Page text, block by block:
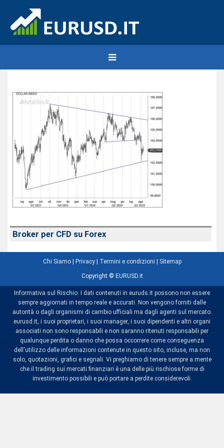
Broker per CFD su Forex
Chi Siamo| Privacy| Termini e condizioni Sitemap
Copyright © EURUSD.it
Informativa sul Rischio: I dati contenuti in euruds.it possono non essere
sempre aggiornati in tempo reale e accurati. Non vengono forniti dalle
autorità o dagli organismi di cambio ufficiali ma dagli agenti sul mercato.
eurusd.it, i suoi proprietari, i suoi manager, i suoi dipendenti e altri organi
associati non sono responsabili e non saranno ritenuti responsabili per
qualunque perdita o danno che possa occorrere come conseguenza
dell'utilizzo delle informazioni contenute in questo sito, incluse, ma non
solo, quotazioni, grafici e segnali. Vi preghiamo di tenere sempre a mente
che il trading sui mercati finanziari è una delle più rischiose forme di
investimento possibili e può portare a perdite considerevoli.